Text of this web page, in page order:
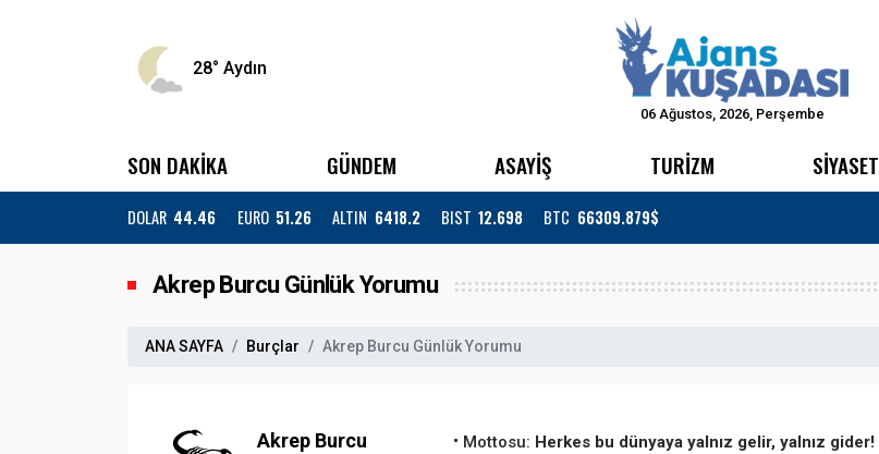
28° Aydın
06 Ağustos, 2026, Perşembe
SON DAKİKA GÜNDEM ASAYİŞ TURİZM SİYASET
DOLAR 44.46 EURO 51.26 ALTIN 6418.2 BIST 12.698 BTC 66309.879$
Akrep Burcu Günlük Yorumu
ANA SAYFA Burçlar Akrep Burcu Günlük Yorumu
Akrep Burcu Mottosu: Herkes bu dünyaya yalnız gelir, yalnız gider!